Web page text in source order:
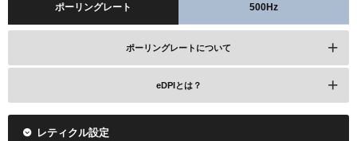
ポーリングレート 500Hz
ポーリングレートについて
eDPIとは？
レティクル設定